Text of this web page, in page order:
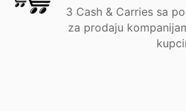
3 Cash & Carries sa
za prodaju